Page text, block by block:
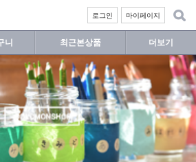
마이페이지
로그인
니 최근본상품 더보기